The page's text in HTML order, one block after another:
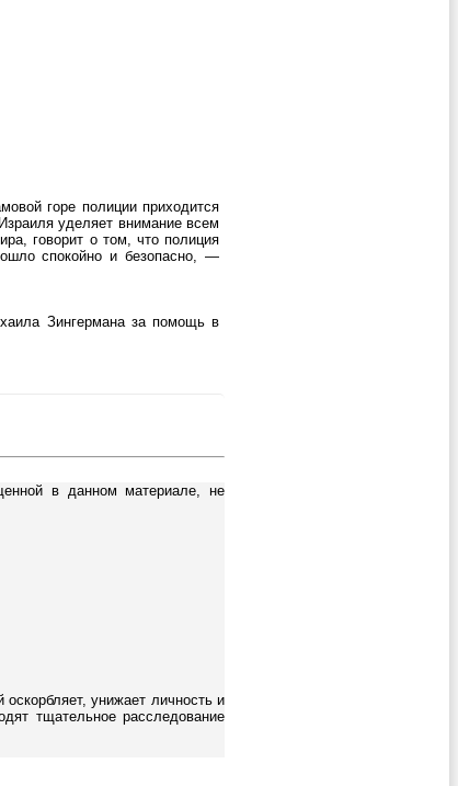
горе полиции приходится
уделяет внимание всем
говорит о том, что полиция
спокойно и безопасно, —
Зингермана за помощь в
в данном материале, не
унижает личность и
тщательное расследование